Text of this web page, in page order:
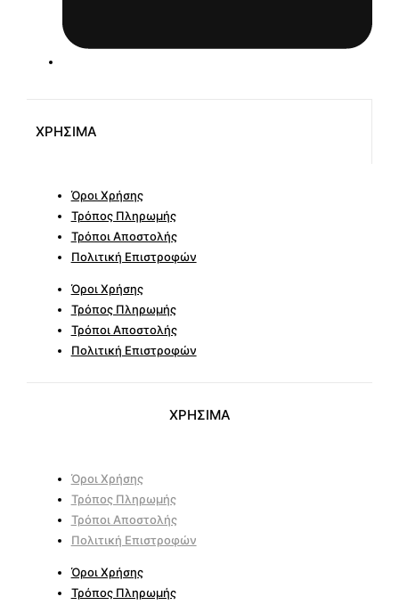
ΧΡΗΣΙΜΑ
Όροι Χρήσης
Τρόπος Πληρωμής
Τρόποι Αποστολής
Πολιτική Επιστροφών
Όροι Χρήσης
Τρόπος Πληρωμής
Τρόποι Αποστολής
Πολιτική Επιστροφών
ΧΡΗΣΙΜΑ
Όροι Χρήσης
Τρόπος Πληρωμής
Τρόποι Αποστολής
Πολιτική Επιστροφών
Όροι Χρήσης
Τρόπος Πληρωμής